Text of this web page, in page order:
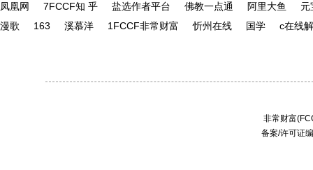
凤凰网
7FCCF知 乎 盐选作者平台 佛教一点通 阿里大鱼
元
漫歌
163 溪慕洋 1FCCF非常财富 忻州在线 国学 c在线
非常财富
备案/许可证